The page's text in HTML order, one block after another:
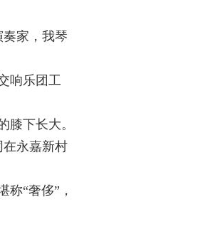
家，我琴
响乐团工
膝下长大。
永嘉新村
“奢侈”，